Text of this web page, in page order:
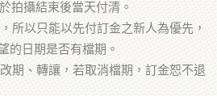
拍攝結束後當天付清。
所以只能以先付訂金之新人為優先，
的日期是否有檔期。
期、轉讓，若取消檔期，訂金恕不退